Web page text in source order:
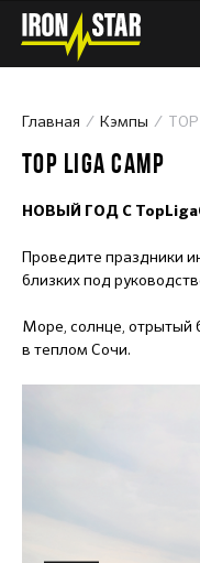
Главная Кэмпы
TOP LIGA CAMP
НОВЫЙ ГОД С
Проведите праздники
близких под
Море, солнце, отрытый
в теплом Сочи.